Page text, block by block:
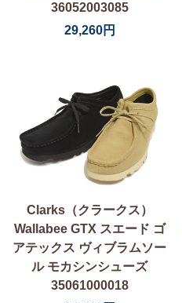
36052003085
29,260円
Clarks（クラークス）
Wallabee GTX スエード ゴ
アテックス ヴィブラムソー
ル モカシンシューズ
35061000018